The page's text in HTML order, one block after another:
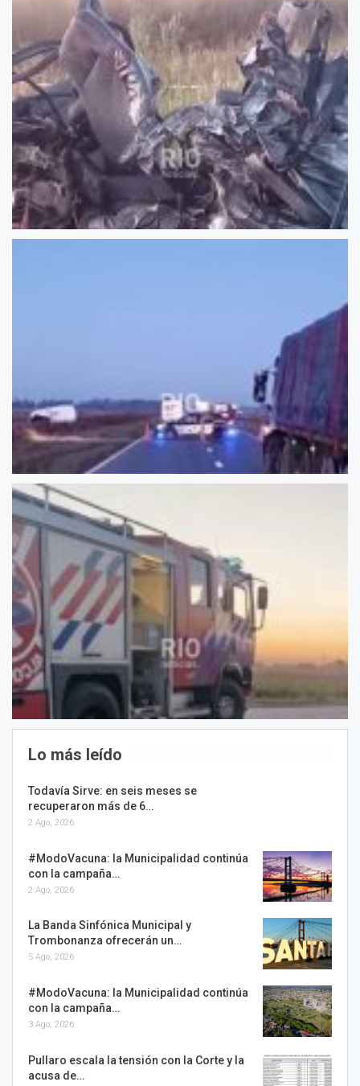
Lo más leído
Todavía Sirve: en seis meses se
recuperaron más de 6…
2 Ago, 2026
#ModoVacuna: la Municipalidad continúa
con la campaña…
2 Ago, 2026
La Banda Sinfónica Municipal y
Trombonanza ofrecerán un…
5 Ago, 2026
#ModoVacuna: la Municipalidad continúa
con la campaña…
3 Ago, 2026
Pullaro escala la tensión con la Corte y la
acusa de…